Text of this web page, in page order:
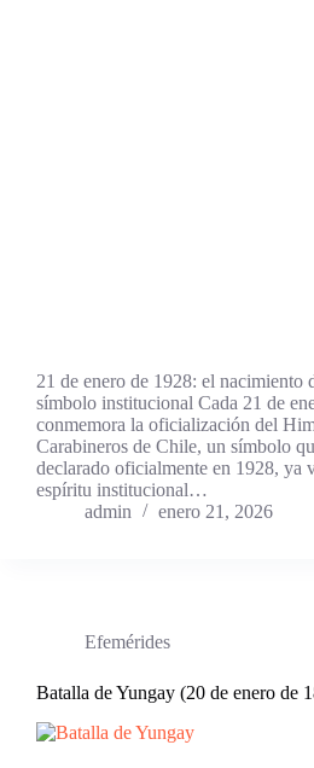
21 de enero de 1928: el nacimiento
símbolo institucional Cada 21 de
conmemora la oficialización del
Carabineros de Chile, un símbolo
declarado oficialmente en 1928, ya
espíritu institucional…
admin
enero 21, 2026
Efemérides
Batalla de Yungay (20 de enero de